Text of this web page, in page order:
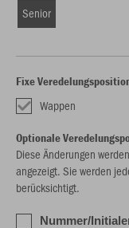
Senior
Fixe
Wappen
Optionale
Diese Änderungen
angezeigt. Sie werden
berücksichtigt.
Nummer/